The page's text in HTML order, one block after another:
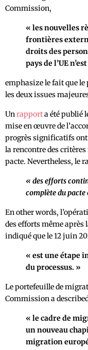
Commission,
« les nouvelles
frontières
droits des
pays de l’UE
emphasize le fait que le
les deux issues
Unrapporta été publié
mise en œuvre de
progrès significatifs ont
la rencontre des
pacte. Nevertheless, le
« des efforts
complète du
En other words,
des efforts même après
indiqué que le 12 juin
« est une étape
du processus. »
Le portefeuille de
Commission a
« le cadre de
un nouveau
migration